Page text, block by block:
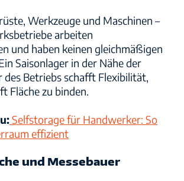
Werkzeuge und Maschinen –
arbeiten
und haben keinen gleichmäßigen
Saisonlager in der Nähe der
des Betriebs schafft Flexibilität,
Fläche zu binden.
Selfstorage für Handwerker: So
effizient
und Messebauer